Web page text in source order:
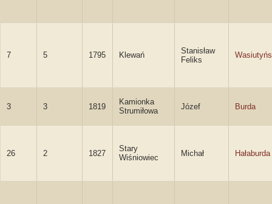
7 5 1795 Klewań
Stanisław
Feliks
3 3 1819
Kamionka
Strumiłowa
Józef Burda
26 2 1827
Stary
Wiśniowiec
Michał Hałaburda